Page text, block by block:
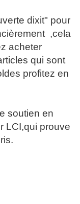
dixit" pour
,cela
acheter
qui sont
profitez en
soutien en
LCI,qui prouve